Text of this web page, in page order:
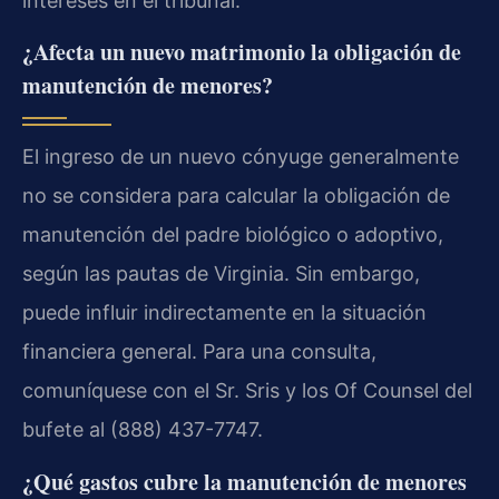
¿Afecta un nuevo matrimonio la obligación de
manutención de menores?
El ingreso de un nuevo cónyuge generalmente
no se considera para calcular la obligación de
manutención del padre biológico o adoptivo,
según las pautas de Virginia. Sin embargo,
puede influir indirectamente en la situación
financiera general. Para una consulta,
comuníquese con el Sr. Sris y los Of Counsel del
bufete al (888) 437-7747.
¿Qué gastos cubre la manutención de menores